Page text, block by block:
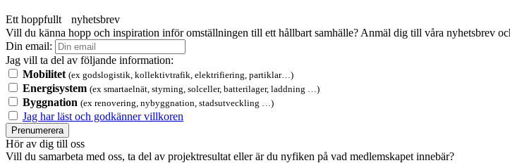
Ett hoppfullt nyhetsbrev
Vill du känna hopp och inspiration inför omställningen till ett hållbart samhälle? Anmäl dig till våra nyhetsbrev
Din email:
Jag vill ta del av följande information:
Mobilitet (ex godslogistik, kollektivtrafik, elektrifiering, partiklar…)
Energisystem (ex smartaelnät, styrning, solceller, batterilager, laddning …)
Byggnation (ex renovering, nybyggnation, stadsutveckling …)
Jag har läst och godkänner villkoren
Prenumerera
Hör av dig till oss
Vill du samarbeta med oss, ta del av projektresultat eller är du nyfiken på vad medlemskapet innebär?